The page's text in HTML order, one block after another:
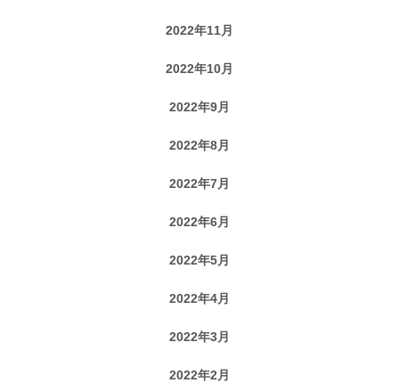
2022年11月
2022年10月
2022年9月
2022年8月
2022年7月
2022年6月
2022年5月
2022年4月
2022年3月
2022年2月